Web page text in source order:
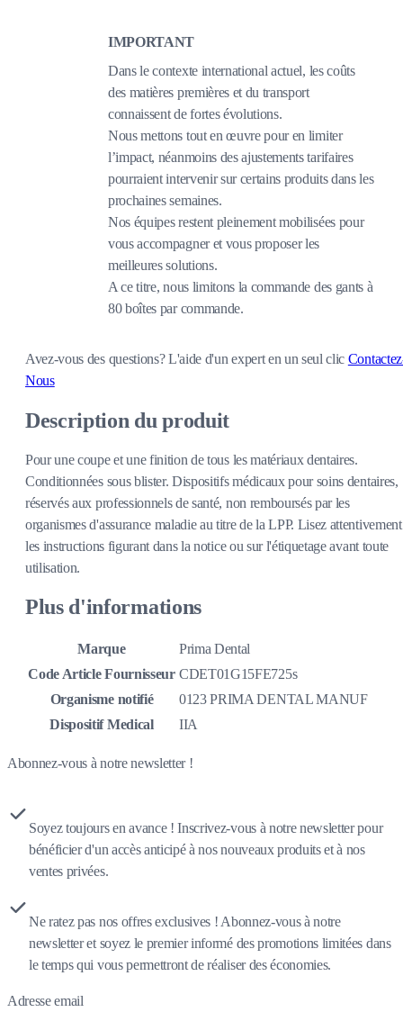
IMPORTANT
Dans le contexte international actuel, les coûts
des matières premières et du transport
connaissent de fortes évolutions.
Nous mettons tout en œuvre pour en limiter
l’impact, néanmoins des ajustements tarifaires
pourraient intervenir sur certains produits dans les
prochaines semaines.
Nos équipes restent pleinement mobilisées pour
vous accompagner et vous proposer les
meilleures solutions.
A ce titre, nous limitons la commande des gants à
80 boîtes par commande.
Avez-vous des questions?L'aide d'un expert en un seul clic
Nous
Description du produit
Pour une coupe et une finition de tous les matériaux dentaires.
Conditionnées sous blister. Dispositifs médicaux pour soins dentaires,
réservés aux professionnels de santé, non remboursés par les
organismes d'assurance maladie au titre de la LPP. Lisez attentivement
les instructions figurant dans la notice ou sur l'étiquetage avant toute
utilisation.
Plus d'informations
Marque
Prima Dental
Code Article Fournisseur CDET01G15FE725s
Organisme notifié
0123 PRIMA DENTAL MANUF
Dispositif Medical
IIA
Abonnez-vous à notre newsletter !
Soyez toujours en avance ! Inscrivez-vous à notre newsletter pour
bénéficier d'un accès anticipé à nos nouveaux produits et à nos
ventes privées.
Ne ratez pas nos offres exclusives ! Abonnez-vous à notre
newsletter et soyez le premier informé des promotions limitées dans
le temps qui vous permettront de réaliser des économies.
Adresse email